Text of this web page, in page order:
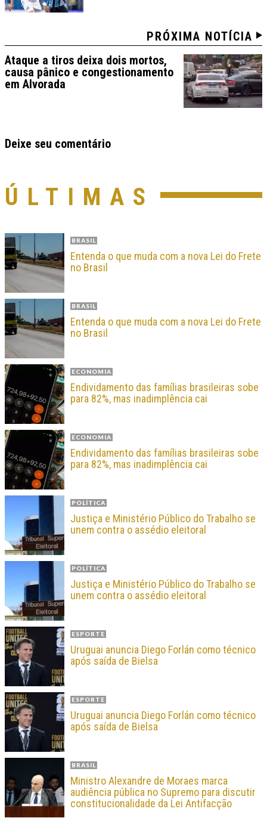
PRÓXIMA NOTÍCIA
Ataque a tiros deixa dois mortos,
causa pânico e congestionamento
em Alvorada
Deixe seu comentário
ÚLTIMAS
BRASIL
Entenda o que muda com a nova Lei do Frete
no Brasil
BRASIL
Entenda o que muda com a nova Lei do Frete
no Brasil
ECONOMIA
Endividamento das famílias brasileiras sobe
para 82%, mas inadimplência cai
ECONOMIA
Endividamento das famílias brasileiras sobe
para 82%, mas inadimplência cai
POLÍTICA
Justiça e Ministério Público do Trabalho se
unem contra o assédio eleitoral
POLÍTICA
Justiça e Ministério Público do Trabalho se
unem contra o assédio eleitoral
ESPORTE
Uruguai anuncia Diego Forlán como técnico
após saída de Bielsa
ESPORTE
Uruguai anuncia Diego Forlán como técnico
após saída de Bielsa
BRASIL
Ministro Alexandre de Moraes marca
audiência pública no Supremo para discutir
constitucionalidade da Lei Antifacção